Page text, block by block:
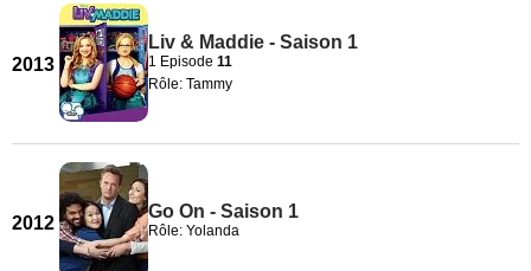
2013
Liv & Maddie - Saison 1
1 Episode 11
Rôle: Tammy
2012
Go On - Saison 1
Rôle: Yolanda